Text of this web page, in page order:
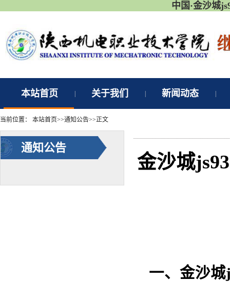
中国·金沙城
本站首页 关于我们 新闻动态
当前位置： 本站首页>>通知公告>>正文
通知公告
金沙城
一、金沙